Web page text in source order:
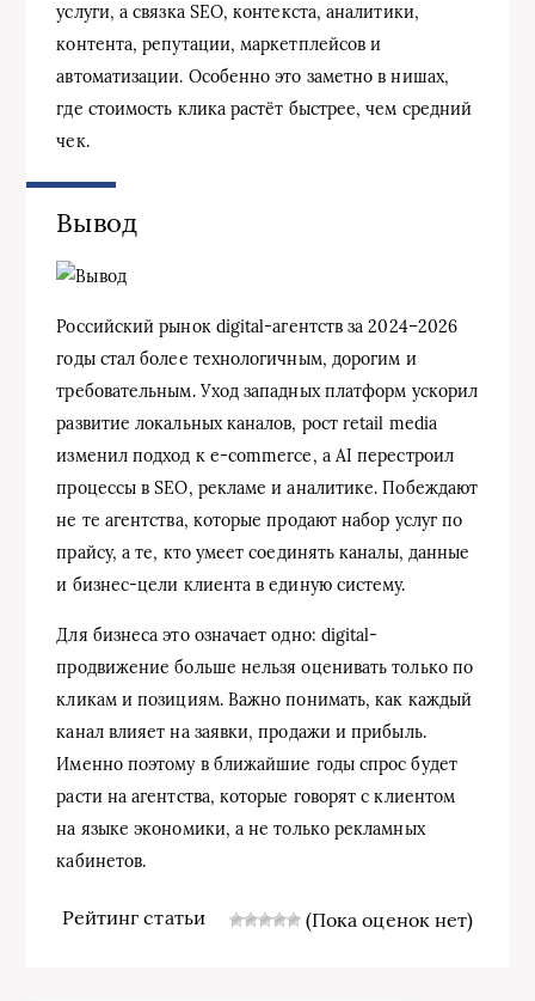
услуги, а связка SEO, контекста, аналитики,
контента, репутации, маркетплейсов и
автоматизации. Особенно это заметно в нишах,
где стоимость клика растёт быстрее, чем средний
чек.
Вывод
Российский рынок digital-агентств за 2024–2026
годы стал более технологичным, дорогим и
требовательным. Уход западных платформ ускорил
развитие локальных каналов, рост retail media
изменил подход к e-commerce, а AI перестроил
процессы в SEO, рекламе и аналитике. Побеждают
не те агентства, которые продают набор услуг по
прайсу, а те, кто умеет соединять каналы, данные
и бизнес-цели клиента в единую систему.
Для бизнеса это означает одно: digital-
продвижение больше нельзя оценивать только по
кликам и позициям. Важно понимать, как каждый
канал влияет на заявки, продажи и прибыль.
Именно поэтому в ближайшие годы спрос будет
расти на агентства, которые говорят с клиентом
на языке экономики, а не только рекламных
кабинетов.
Рейтинг статьи (Пока оценок нет)